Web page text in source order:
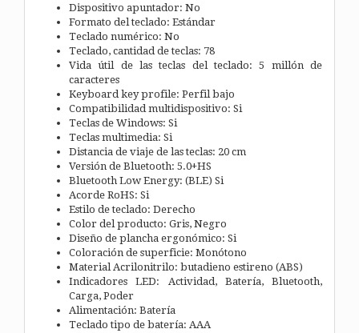
Dispositivo apuntador: No
Formato del teclado: Estándar
Teclado numérico: No
Teclado, cantidad de teclas: 78
Vida útil de las teclas del teclado: 5 millón de
caracteres
Keyboard key profile: Perfil bajo
Compatibilidad multidispositivo: Si
Teclas de Windows: Si
Teclas multimedia: Si
Distancia de viaje de las teclas: 20 cm
Versión de Bluetooth: 5.0+HS
Bluetooth Low Energy: (BLE) Si
Acorde RoHS: Si
Estilo de teclado: Derecho
Color del producto: Gris, Negro
Diseño de plancha ergonómico: Si
Coloración de superficie: Monótono
Material Acrilonitrilo: butadieno estireno (ABS)
Indicadores LED: Actividad, Batería, Bluetooth,
Carga, Poder
Alimentación: Batería
Teclado tipo de batería: AAA